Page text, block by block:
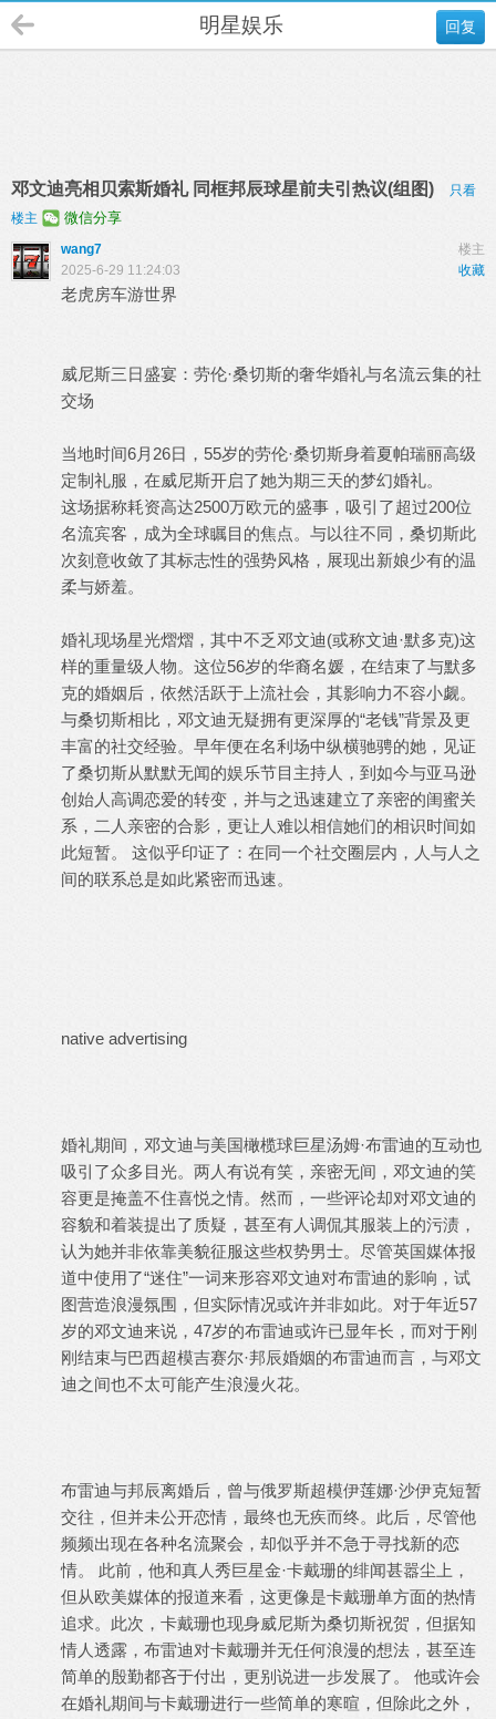
回复
明星娱乐
邓文迪亮相贝索斯婚礼 同框邦辰球星前夫引热议(组图)
只看
楼主
微信分享
楼主
wang7
收藏
2025-6-29 11:24:03
老虎房车游世界
威尼斯三日盛宴：劳伦·桑切斯的奢华婚礼与名流云集的社
交场
当地时间6月26日，55岁的劳伦·桑切斯身着夏帕瑞丽高级
定制礼服，在威尼斯开启了她为期三天的梦幻婚礼。
这场据称耗资高达2500万欧元的盛事，吸引了超过200位
名流宾客，成为全球瞩目的焦点。与以往不同，桑切斯此
次刻意收敛了其标志性的强势风格，展现出新娘少有的温
柔与娇羞。
婚礼现场星光熠熠，其中不乏邓文迪(或称文迪·默多克)这
样的重量级人物。这位56岁的华裔名媛，在结束了与默多
克的婚姻后，依然活跃于上流社会，其影响力不容小觑。
与桑切斯相比，邓文迪无疑拥有更深厚的“老钱”背景及更
丰富的社交经验。早年便在名利场中纵横驰骋的她，见证
了桑切斯从默默无闻的娱乐节目主持人，到如今与亚马逊
创始人高调恋爱的转变，并与之迅速建立了亲密的闺蜜关
系，二人亲密的合影，更让人难以相信她们的相识时间如
此短暂。 这似乎印证了：在同一个社交圈层内，人与人之
间的联系总是如此紧密而迅速。
native advertising
婚礼期间，邓文迪与美国橄榄球巨星汤姆·布雷迪的互动也
吸引了众多目光。两人有说有笑，亲密无间，邓文迪的笑
容更是掩盖不住喜悦之情。然而，一些评论却对邓文迪的
容貌和着装提出了质疑，甚至有人调侃其服装上的污渍，
认为她并非依靠美貌征服这些权势男士。尽管英国媒体报
道中使用了“迷住”一词来形容邓文迪对布雷迪的影响，试
图营造浪漫氛围，但实际情况或许并非如此。对于年近57
岁的邓文迪来说，47岁的布雷迪或许已显年长，而对于刚
刚结束与巴西超模吉赛尔·邦辰婚姻的布雷迪而言，与邓文
迪之间也不太可能产生浪漫火花。
布雷迪与邦辰离婚后，曾与俄罗斯超模伊莲娜·沙伊克短暂
交往，但并未公开恋情，最终也无疾而终。此后，尽管他
频频出现在各种名流聚会，却似乎并不急于寻找新的恋
情。 此前，他和真人秀巨星金·卡戴珊的绯闻甚嚣尘上，
但从欧美媒体的报道来看，这更像是卡戴珊单方面的热情
追求。此次，卡戴珊也现身威尼斯为桑切斯祝贺，但据知
情人透露，布雷迪对卡戴珊并无任何浪漫的想法，甚至连
简单的殷勤都吝于付出，更别说进一步发展了。 他或许会
在婚礼期间与卡戴珊进行一些简单的寒暄，但除此之外，